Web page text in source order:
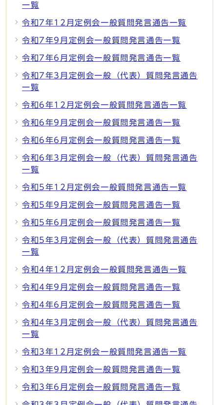
一覧
令和7年12月定例会一般質問発言通告一覧
令和7年9月定例会一般質問発言通告一覧
令和7年6月定例会一般質問発言通告一覧
令和7年3月定例会一般（代表）質問発言通告
一覧
令和6年12月定例会一般質問発言通告一覧
令和6年9月定例会一般質問発言通告一覧
令和6年6月定例会一般質問発言通告一覧
令和6年3月定例会一般（代表）質問発言通告
一覧
令和5年12月定例会一般質問発言通告一覧
令和5年9月定例会一般質問発言通告一覧
令和5年6月定例会一般質問発言通告一覧
令和5年3月定例会一般（代表）質問発言通告
一覧
令和4年12月定例会一般質問発言通告一覧
令和4年9月定例会一般質問発言通告一覧
令和4年6月定例会一般質問発言通告一覧
令和4年3月定例会一般（代表）質問発言通告
一覧
令和3年12月定例会一般質問発言通告一覧
令和3年9月定例会一般質問発言通告一覧
令和3年6月定例会一般質問発言通告一覧